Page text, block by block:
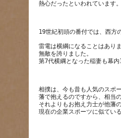
雷電は横綱になることはあり
無敵を誇りました。
相撲は、今も昔も人気のスポ
藩で抱えるのですから、相当
それよりもお抱え力士が他藩